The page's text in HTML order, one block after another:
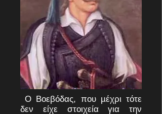
Ο Βοεβόδας, που µέχρι τότε
δεν είχε στοιχεία για την